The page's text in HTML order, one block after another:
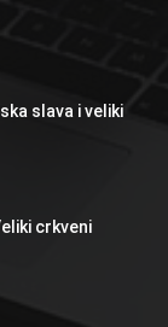
slava i veliki
crkveni